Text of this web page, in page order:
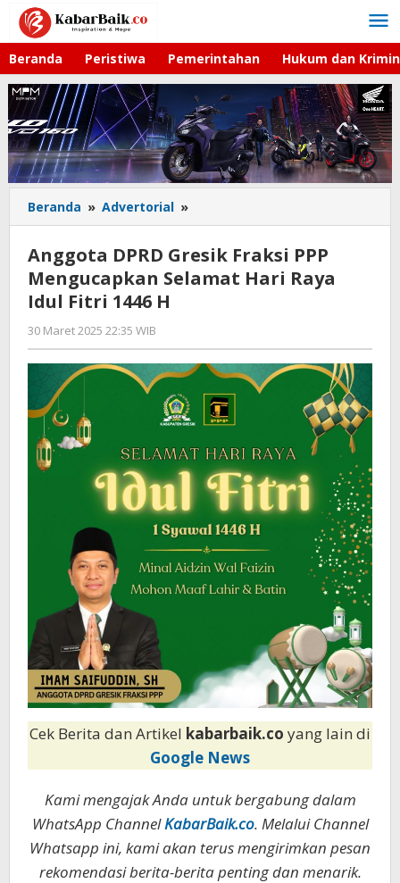
Lewati
konten
Beranda Peristiwa Pemerintahan Hukum dan
Beranda » Advertorial »
DPRD
Gresik
Fraksi
PPP
Idul
Fitri
1446
H
Anggota DPRD Gresik Fraksi PPP
Mengucapkan Selamat Hari Raya
Idul Fitri 1446 H
30 Maret 2025 22:35 WIB
Lilis
Dewi
Cek Berita dan Artikel kabarbaik.co yang lain di
Google News
Kami mengajak Anda untuk bergabung dalam
WhatsApp ChannelKabarBaik.co. Melalui Channel
Whatsapp ini, kami akan terus mengirimkan pesan
rekomendasi berita-berita penting dan menarik.